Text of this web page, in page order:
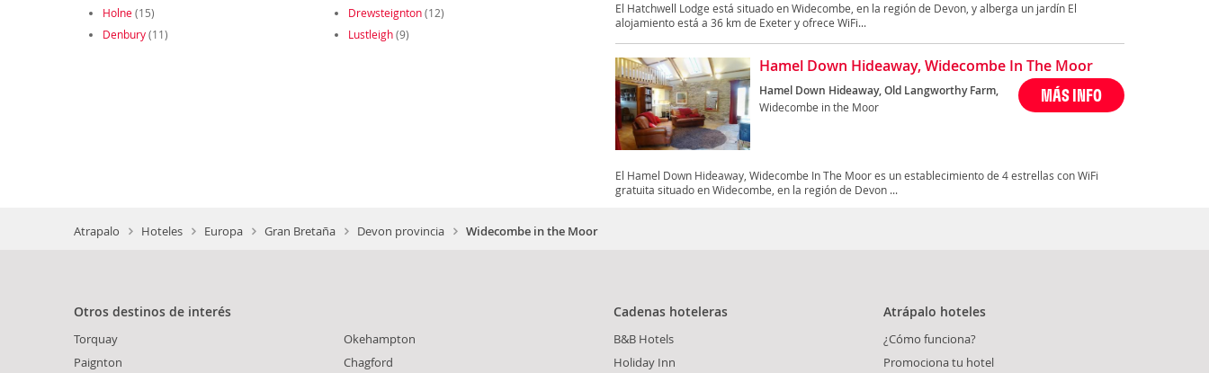
Holne(15) Drewsteignton(12)
Denbury(11) Lustleigh(9)
El Hatchwell Lodge está situado en Widecombe, en la región de Devon, y alberga un jardín El
alojamiento está a 36 km de Exeter y ofrece WiFi...
Hamel Down Hideaway, Widecombe In The Moor
Hamel Down Hideaway, Old Langworthy Farm,
Widecombe in the Moor
MÁS INFO
El Hamel Down Hideaway, Widecombe In The Moor es un establecimiento de 4 estrellas con WiFi
gratuita situado en Widecombe, en la región de Devon ...
Atrapalo Hoteles Europa Gran Bretaña Devon provincia Widecombe in the Moor
Otros destinos de interés
Torquay
Paignton
Okehampton
Chagford
Cadenas hoteleras
B&B Hotels
Holiday Inn
Atrápalo hoteles
¿Cómo funciona?
Promociona tu hotel